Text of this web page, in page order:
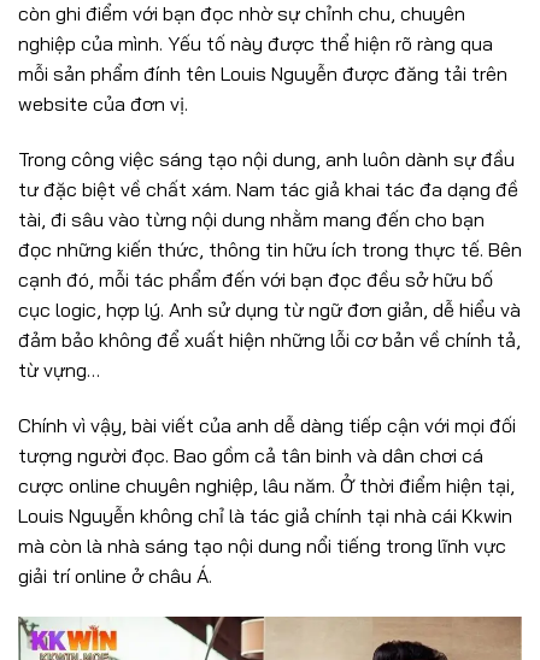
còn ghi điểm với bạn đọc nhờ sự chỉnh chu, chuyên
nghiệp của mình. Yếu tố này được thể hiện rõ ràng qua
mỗi sản phẩm đính tên Louis Nguyễn được đăng tải trên
website của đơn vị.
Trong công việc sáng tạo nội dung, anh luôn dành sự đầu
tư đặc biệt về chất xám. Nam tác giả khai tác đa dạng đề
tài, đi sâu vào từng nội dung nhằm mang đến cho bạn
đọc những kiến thức, thông tin hữu ích trong thực tế. Bên
cạnh đó, mỗi tác phẩm đến với bạn đọc đều sở hữu bố
cục logic, hợp lý. Anh sử dụng từ ngữ đơn giản, dễ hiểu và
đảm bảo không để xuất hiện những lỗi cơ bản về chính tả,
từ vựng…
Chính vì vậy, bài viết của anh dễ dàng tiếp cận với mọi đối
tượng người đọc. Bao gồm cả tân binh và dân chơi cá
cược online chuyên nghiệp, lâu năm. Ở thời điểm hiện tại,
Louis Nguyễn không chỉ là tác giả chính tại nhà cái Kkwin
mà còn là nhà sáng tạo nội dung nổi tiếng trong lĩnh vực
giải trí online ở châu Á.